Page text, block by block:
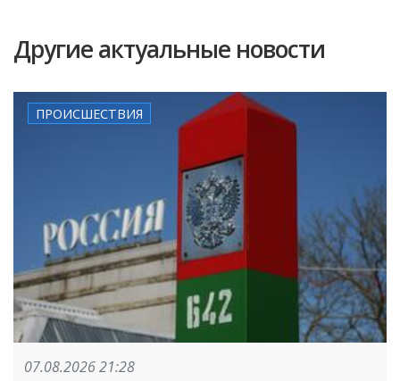
Другие актуальные новости
ПРОИСШЕСТВИЯ
07.08.2026 21:28